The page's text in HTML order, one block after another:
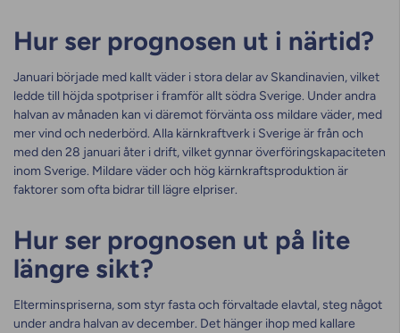
Hur ser prognosen ut i närtid?
Januari började med kallt väder i stora delar av Skandinavien, vilket
ledde till höjda spotpriser i framför allt södra Sverige. Under andra
halvan av månaden kan vi däremot förvänta oss mildare väder, med
mer vind och nederbörd. Alla kärnkraftverk i Sverige är från och
med den 28 januari åter i drift, vilket gynnar överföringskapaciteten
inom Sverige. Mildare väder och hög kärnkraftsproduktion är
faktorer som ofta bidrar till lägre elpriser.
Hur ser prognosen ut på lite
längre sikt?
Elterminspriserna, som styr fasta och förvaltade elavtal, steg något
under andra halvan av december. Det hänger ihop med kallare